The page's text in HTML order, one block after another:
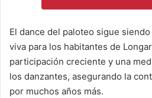
El dance del paloteo sigue
viva para los habitantes de
participación creciente y una
los danzantes, asegurando la
por muchos años más.